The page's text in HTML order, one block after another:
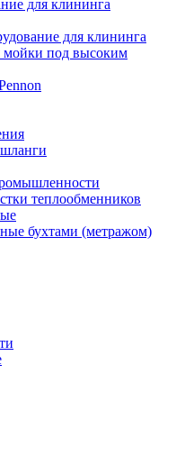
для клининга
для клининга
мойки под высоким
теплообменников
бухтами (метражом)